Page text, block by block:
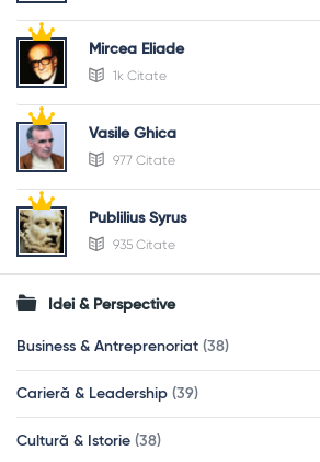
Mircea Eliade
1k Citate
Vasile Ghica
977 Citate
Publilius Syrus
935 Citate
Idei & Perspective
Business & Antreprenoriat (38)
Carieră & Leadership (39)
Cultură & Istorie (38)